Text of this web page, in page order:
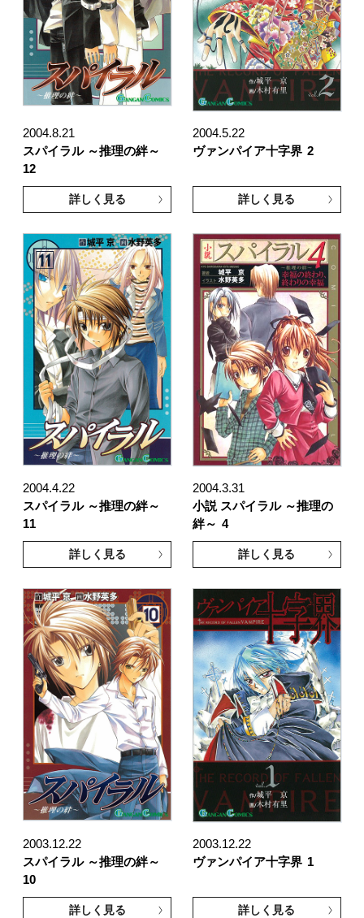
2004.8.21
スパイラル ～推理の絆～
12
詳しく見る
2004.5.22
ヴァンパイア十字界 2
詳しく見る
2004.4.22
スパイラル ～推理の絆～
11
詳しく見る
2004.3.31
小説 スパイラル ～推理の
絆～ 4
詳しく見る
2003.12.22
スパイラル ～推理の絆～
10
詳しく見る
2003.12.22
ヴァンパイア十字界 1
詳しく見る